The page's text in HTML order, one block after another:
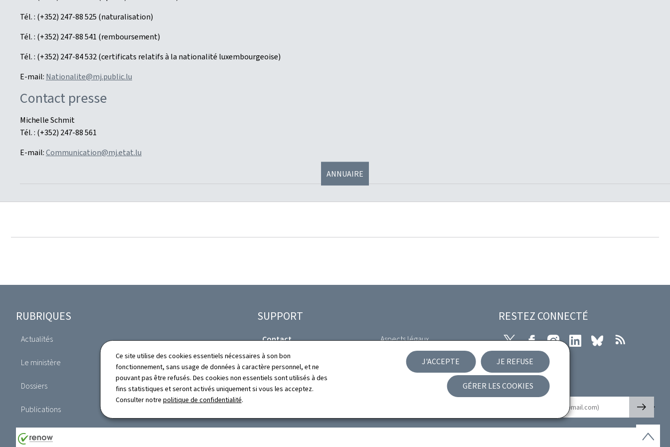
Ce site utilise des cookies essentiels nécessaires à son bon
fonctionnement, sans usage de données à caractère personnel, et ne
pouvant pas être refusés. Des cookies non essentiels sont utilisés à des
fins statistiques et seront activés uniquement si vous les acceptez.
Consulter notre politique de confidentialité.
J'ACCEPTE JE REFUSE
GÉRER LES COOKIES
Tél. : (+352) 247-88 525 (naturalisation)
Tél. : (+352) 247-88 541 (remboursement)
Tél. : (+352) 247-84 532 (certificats relatifs à la nationalité luxembourgeoise)
E-mail: Nationalite@mj.public.lu
Contact presse
Michelle Schmit
Tél. : (+352) 247-88 561
E-mail:Communication@mj.etat.lu
ANNUAIRE
Pied
de
RUBRIQUES
Actualités
Le ministère
Dossiers
Publications
Services aux citoyens
Annuaire
SUPPORT
Contact
Plan du site
À propos du site
Aspects légaux
Déclaration d'accessibilité
RESTEZ CONNECTÉ
X FacebookInstagramLinkedIn Bluesky
Newsletter
🡒
Haut
de